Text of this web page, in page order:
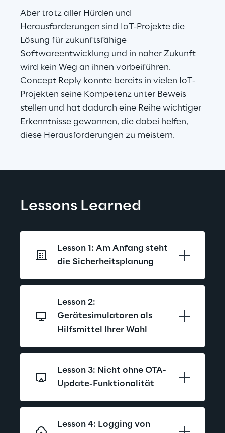
Aber trotz aller Hürden und
Herausforderungen sind IoT-Projekte die
Lösung für zukunftsfähige
Softwareentwicklung und in naher Zukunft
wird kein Weg an ihnen vorbeiführen.
Concept Reply konnte bereits in vielen IoT-
Projekten seine Kompetenz unter Beweis
stellen und hat dadurch eine Reihe wichtiger
Erkenntnisse gewonnen, die dabei helfen,
diese Herausforderungen zu meistern.
Lessons Learned
Lesson 1: Am Anfang steht
die Sicherheitsplanung
Lesson 2:
Gerätesimulatoren als
Hilfsmittel Ihrer Wahl
Lesson 3: Nicht ohne OTA-
Update-Funktionalität
Lesson 4: Logging von